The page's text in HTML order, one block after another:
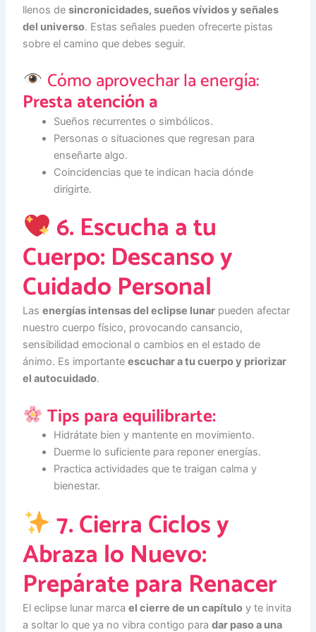
llenos desincronicidades, sueños vívidos y señales
del universo. Estas señales pueden ofrecerte pistas
sobre el camino que debes seguir.
Cómo aprovechar la energía:
Presta atención a
Sueños recurrentes o simbólicos.
Personas o situaciones que regresan para
enseñarte algo.
Coincidencias que te indican hacia dónde
dirigirte.
6. Escucha a tu
Cuerpo: Descanso y
Cuidado Personal
Lasenergías intensas del eclipse lunar pueden afectar
nuestro cuerpo físico, provocando cansancio,
sensibilidad emocional o cambios en el estado de
ánimo. Es importanteescuchar a tu cuerpo y priorizar
el autocuidado.
Tips para equilibrarte:
Hidrátate bien y mantente en movimiento.
Duerme lo suficiente para reponer energías.
Practica actividades que te traigan calma y
bienestar.
7. Cierra Ciclos y
Abraza lo Nuevo:
Prepárate para Renacer
El eclipse lunar marcael cierre de un capítulo y te invita
a soltar lo que ya no vibra contigo paradar paso a una